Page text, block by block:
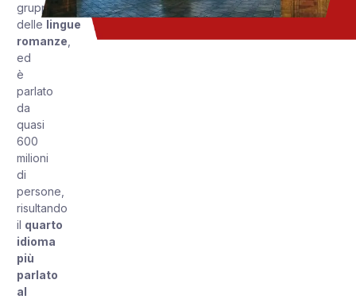
gruppo
delle lingue
romanze
ed
è
parlato
da
quasi
600
milioni
di
persone,
risultando
il quarto
idioma
più
parlato
al